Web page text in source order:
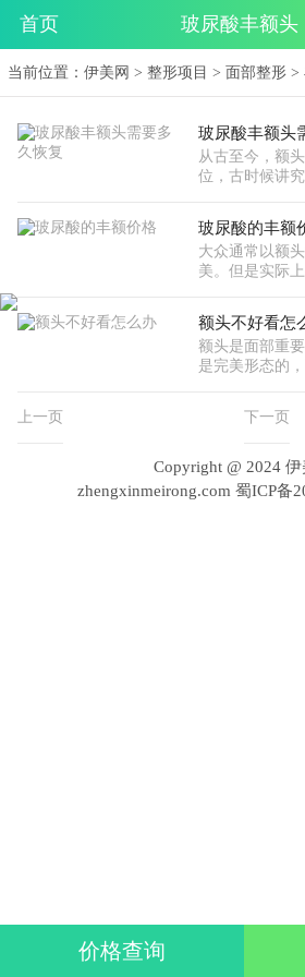
首页 玻尿酸丰额头
当前位置：伊美网 >整形项目 >面部整形 >
玻尿酸丰额头
从古至今，额
位，古时候讲
玻尿酸的丰额
大众通常以额
美。但是实际
额头不好看怎
额头是面部重
是完美形态的
上一页 下一页
Copyright @ 2024 伊
zhengxinmeirong.com 蜀ICP备
价格查询